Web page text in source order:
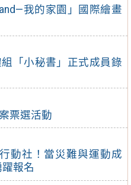
我的家園」國際繪畫
「小秘書」正式成員錄
票選活動
動社！當災難與運動成
報名